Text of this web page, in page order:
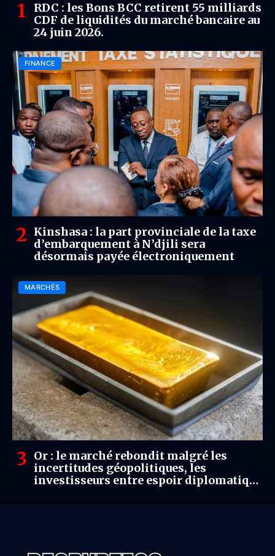
RDC : les Bons BCC retirent 55 milliards
CDF de liquidités du marché bancaire au
24 juin 2026.
FINANCE
Kinshasa : la part provinciale de la taxe
d’embarquement à N’djili sera
désormais payée électroniquement
MARCHÉS
Or : le marché rebondit malgré les
incertitudes géopolitiques, les
investisseurs entre espoir diplomatique